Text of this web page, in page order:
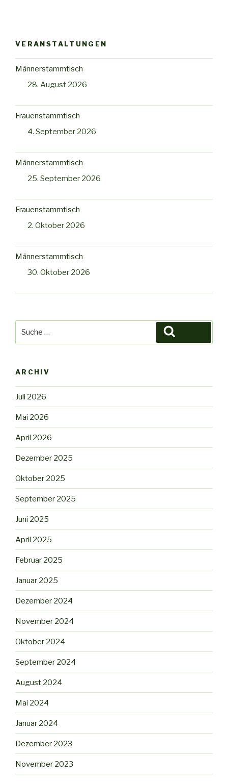
VERANSTALTUNGEN
Männerstammtisch
28. August 2026
Frauenstammtisch
4. September 2026
Männerstammtisch
25. September 2026
Frauenstammtisch
2. Oktober 2026
Männerstammtisch
30. Oktober 2026
ARCHIV
Juli 2026
Mai 2026
April 2026
Dezember 2025
Oktober 2025
September 2025
Juni 2025
April 2025
Februar 2025
Januar 2025
Dezember 2024
November 2024
Oktober 2024
September 2024
August 2024
Mai 2024
Januar 2024
Dezember 2023
November 2023